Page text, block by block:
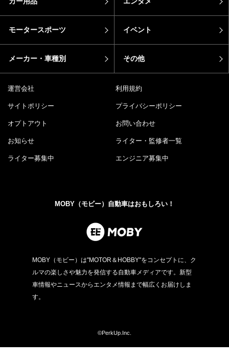
モータースポーツ イベント
メーカー・車種別 その他
運営会社 利用規約
サイトポリシー プライバシーポリシー
オプトアウト お問い合わせ
お知らせ ライター・監修者一覧
ライター募集中 エンジニア募集中
MOBY（モビー）自動車はおもしろい！
MOBY（モビー）は"MOTOR＆HOBBY"をコンセプトに、ク
ルマの楽しさや魅力を発信する自動車メディアです。新型
車情報やニュースからエンタメ情報まで幅広くお届けしま
す。
©PerkUp.Inc.